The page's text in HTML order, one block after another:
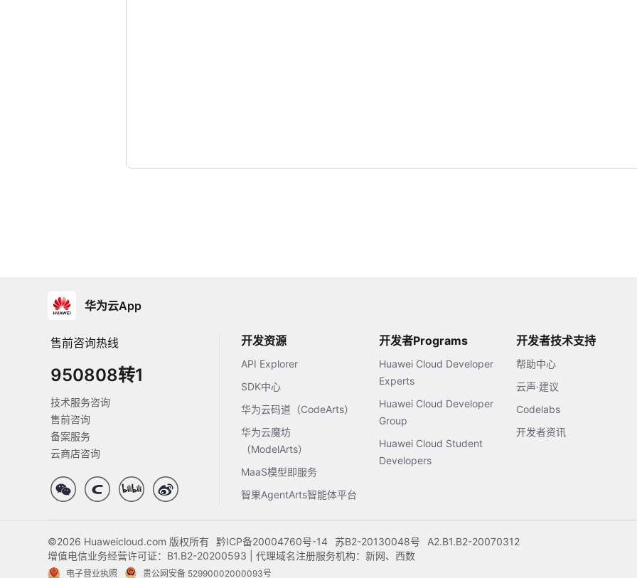
华为云App
售前咨询热线
950808转1
技术服务咨询
售前咨询
备案服务
云商店咨询
开发资源
API Explorer
SDK中心
华为云码道（CodeArts）
华为云魔坊
（ModelArts）
MaaS模型即服务
智果AgentArts智能体平台
开发者Programs
Huawei Cloud Developer
Experts
Huawei Cloud Developer
Group
Huawei Cloud Student
Developers
开发者技术支持
帮助中心
云声·建议
Codelabs
开发者资讯
©2026 Huaweicloud.com 版权所有 黔ICP备20004760号-14 苏B2-20130048号
A2.B1.B2-20070312
增值电信业务经营许可证：B1.B2-20200593 | 代理域名注册服务机构：新网、西数
电子营业执照 贵公网安备 52990002000093号